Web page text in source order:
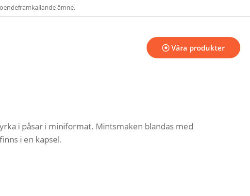
ämne.
Våra produkter
i påsar i miniformat. Mintsmaken blandas med
i en kapsel.